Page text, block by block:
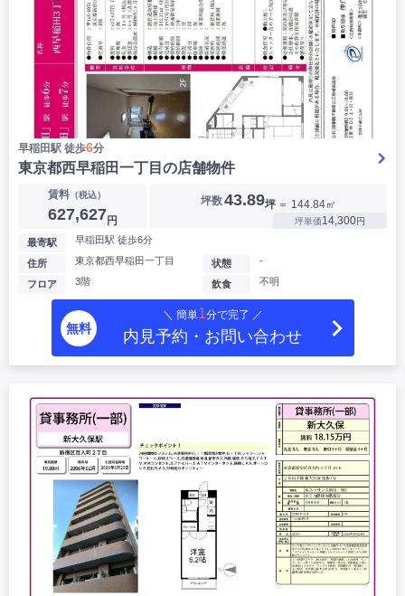
早稲田駅 徒歩6分
東京都西早稲田一丁目の店舗物件
賃料（税込）
627,627円
坪数43.89坪 ＝ 144.84㎡
坪単価14,300円
最寄駅 早稲田駅 徒歩6分
住所 東京都西早稲田一丁目
フロア 3階
状態 -
飲食 不明
無料
＼ 簡単1分で完了 ／
内見予約・お問い合わせ